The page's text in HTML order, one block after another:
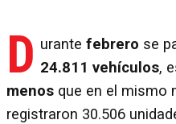
D urante febrero se
24.811 vehículos,
menos que en el mismo
registraron 30.506